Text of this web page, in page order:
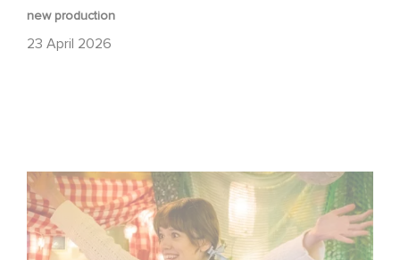
new production
23 April 2026
Aimee Lou Wood shines in Film Club: